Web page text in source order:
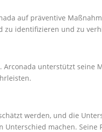
auf präventive
zu identifizieren und zu
unterstützt seine
werden, und die
machen. Seine